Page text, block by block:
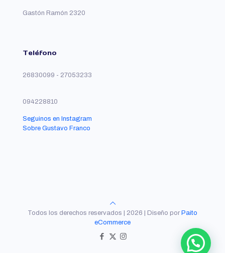
Gastón Ramón 2320
Teléfono
26830099 - 27053233
094228810
Seguinos en Instagram
Sobre Gustavo Franco
Todos los derechos reservados | 2026 | Diseño por Paito
eCommerce